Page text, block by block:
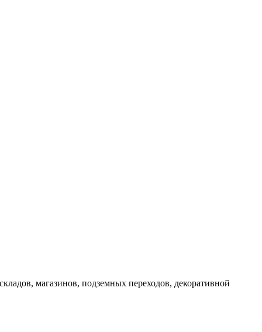
магазинов, подземных переходов, декоративной